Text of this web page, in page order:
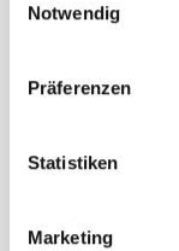
Notwendig
Präferenzen
Statistiken
Marketing